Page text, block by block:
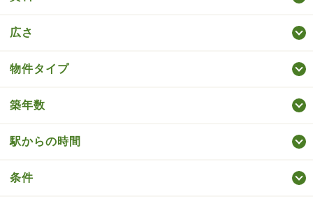
広さ
物件タイプ
築年数
駅からの時間
条件